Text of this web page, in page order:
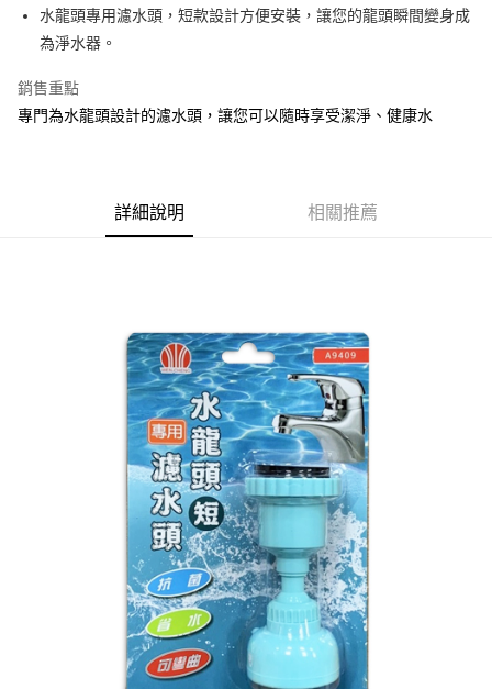
Apple Pay
街口支付
悠遊付
【關於「AFTEE先享後付」】
【「AFTEE先享後付」結帳流程】
１．於結帳方式選擇「AFTEE先享後付」後，將跳轉至「AFTEE先享後付」
結帳頁面，進行簡訊認證並確認金額後，即可完成結帳。
２．訂單成立數日內，您將收到繳費通知簡訊。
３．收到繳費通知簡訊後14天內，點擊此簡訊中的連結，可透過四大超商／
ATM／網路銀行／等多元方式進行付款，方視為交易完成。
※ 請注意：結帳手續完成當下不需立刻繳費，但若您需要取消訂單，請聯絡
購買商品的店家。未經商家同意取消之訂單仍視為有效，需透過AFTEE先享
※ 交易是否成功請以「AFTEE先享後付 」之結帳頁面顯示為準，若有關於
是否繳費成功／繳費後需取消欲退款等相關疑問，請聯繫「AFTEE先享後付
https://netprotections.freshdesk.com/support/home
１．透過由恩沛科技股份有限公司提供之「AFTEE先享後付」服務完成之交
易，需依本服務之必要範圍內提供個人資料，並將交易相關給付款項請求債
權轉讓予恩沛科技股份有限公司。
每筆NT$60，滿NT$599(含以上)免運費
每筆NT$60，滿NT$599(含以上)免運費
每筆NT$60，滿NT$599(含以上)免運費
每筆NT$60，滿NT$599(含以上)免運費
每筆NT$120，滿NT$899(含以上)免運費
水龍頭專用濾水頭，短款設計方便安裝，讓您的龍頭瞬間變身成
為淨水器。
銷售重點
專門為水龍頭設計的濾水頭，讓您可以隨時享受潔淨、健康水
詳細說明 相關推薦